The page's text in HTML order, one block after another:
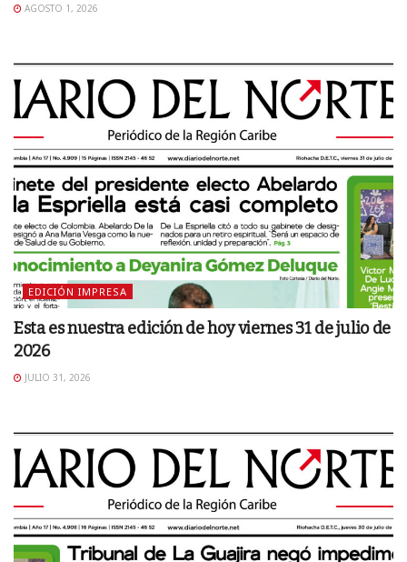
AGOSTO 1, 2026
EDICIÓN IMPRESA
Esta es nuestra edición de hoy viernes 31 de julio de
2026
JULIO 31, 2026